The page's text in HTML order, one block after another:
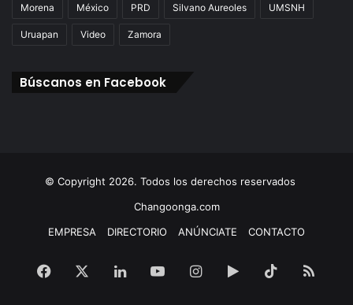
Morena México PRD Silvano Aureoles UMSNH
Uruapan Video Zamora
Búscanos en Facebook
© Copyright 2026. Todos los derechos reservados
Changoonga.com
EMPRESA
DIRECTORIO ANÚNCIATE CONTACTO
Facebook LinkedInYouTubeInstagram
Google TikTokRSS